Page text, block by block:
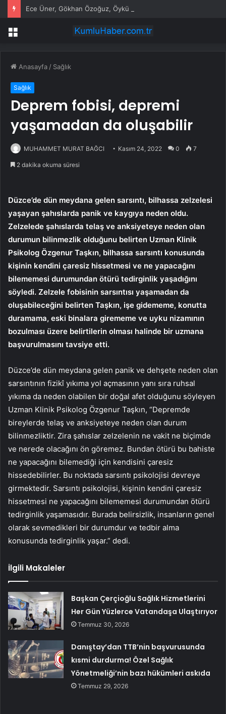
Menü
Anasayfa / Sağlık
Sağlık
Deprem fobisi, depremi
yaşamadan da oluşabilir
MUHAMMET MURAT BAĞCI Kasım 24, 2022 0 7
2 dakika okuma süresi
Düzce’de dün meydana gelen sarsıntı, bilhassa zelzelesi
yaşayan şahıslarda panik ve kaygıya neden oldu.
Zelzelede şahıslarda telaş ve anksiyeteye neden olan
durumun bilinmezlik olduğunu belirten Uzman Klinik
Psikolog Özgenur Taşkın, bilhassa sarsıntı konusunda
kişinin kendini çaresiz hissetmesi ve ne yapacağını
bilememesi durumundan ötürü tedirginlik yaşadığını
söyledi. Zelzele fobisinin sarsıntısı yaşamadan da
oluşabileceğini belirten Taşkın, işe gidememe, konutta
duramama, eski binalara girememe ve uyku nizamının
bozulması üzere belirtilerin olması halinde bir uzmana
başvurulmasını tavsiye etti.
Düzce’de dün meydana gelen panik ve dehşete neden olan
sarsıntının fizikî yıkıma yol açmasının yanı sıra ruhsal
yıkıma da neden olabilen bir doğal afet olduğunu söyleyen
Uzman Klinik Psikolog Özgenur Taşkın, “Depremde
bireylerde telaş ve anksiyeteye neden olan durum
bilinmezliktir. Zira şahıslar zelzelenin ne vakit ne biçimde
ve nerede olacağını ön göremez. Bundan ötürü bu bahiste
ne yapacağını bilemediği için kendisini çaresiz
hissedebilirler. Bu noktada sarsıntı psikolojisi devreye
girmektedir. Sarsıntı psikolojisi, kişinin kendini çaresiz
hissetmesi ne yapacağını bilememesi durumundan ötürü
tedirginlik yaşamasıdır. Burada belirsizlik, insanların genel
olarak sevmedikleri bir durumdur ve tedbir alma
konusunda tedirginlik yaşar.” dedi.
İlgili Makaleler
Başkan Çerçioğlu Sağlık Hizmetlerini
Her Gün Yüzlerce Vatandaşa Ulaştırıyor
Temmuz 30, 2026
Danıştay’dan TTB’nin başvurusunda
kısmi durdurma! Özel Sağlık
Yönetmeliği’nin bazı hükümleri askıda
Temmuz 29, 2026